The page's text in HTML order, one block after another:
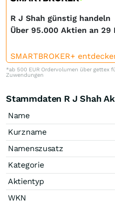
R J Shah günstig handeln
Über 95.000 Aktien an 29
SMARTBROKER+
*ab 500 EUR Ordervolumen über gettex
Zuwendungen
Stammdaten R J Shah
Name
Kurzname
Namenszusatz
Kategorie
Aktientyp
WKN